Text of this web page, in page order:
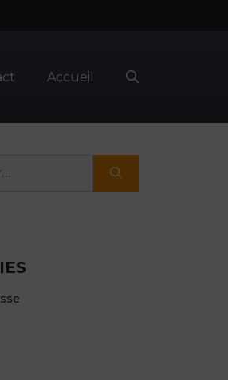
Accueil